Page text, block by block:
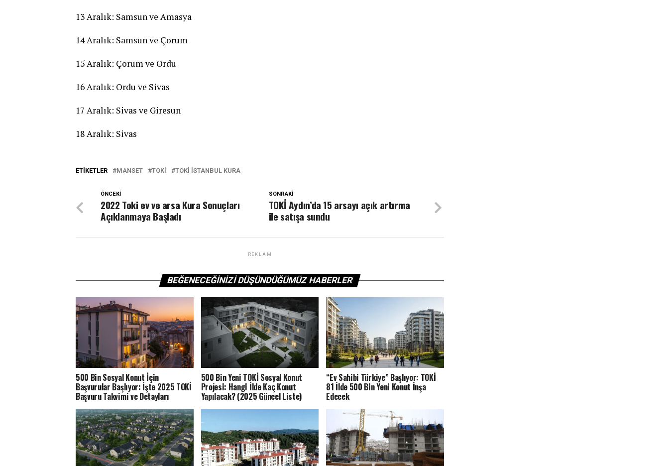
13 Aralık: Samsun ve Amasya
14 Aralık: Samsun ve Çorum
15 Aralık: Çorum ve Ordu
16 Aralık: Ordu ve Sivas
17 Aralık: Sivas ve Giresun
18 Aralık: Sivas
ETIKETLER MANSET TOKİ TOKI ISTANBUL KURA
SONRAKI
TOKİ Aydın’da 15 arsayı açık artırma
ile satışa sundu
ÖNCEKI
2022 Toki ev ve arsa Kura Sonuçları
Açıklanmaya Başladı
REKLAM
BEĞENECEĞINIZI DÜŞÜNDÜĞÜMÜZ HABERLER
500 Bin Sosyal Konut İçin
Başvurular Başlıyor: İşte 2025 TOKİ
Başvuru Takvimi ve Detayları
500 Bin Yeni TOKİ Sosyal Konut
Projesi: Hangi İlde Kaç Konut
Yapılacak? (2025 Güncel Liste)
“Ev Sahibi Türkiye” Başlıyor: TOKİ
81 İlde 500 Bin Yeni Konut İnşa
Edecek